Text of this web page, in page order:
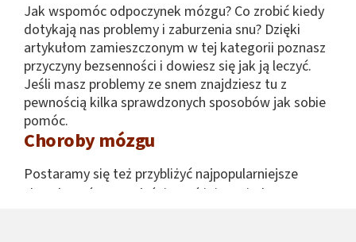
Jak wspomóc odpoczynek mózgu? Co zrobić kiedy
dotykają nas problemy i zaburzenia snu? Dzięki
artykułom zamieszczonym w tej kategorii poznasz
przyczyny bezsenności i dowiesz się jak ją leczyć.
Jeśli masz problemy ze snem znajdziesz tu z
pewnością kilka sprawdzonych sposobów jak sobie
pomóc.
Choroby mózgu
Postaramy się też przybliżyć najpopularniejsze
choroby mózgu. Wyjaśnimy różnicę między